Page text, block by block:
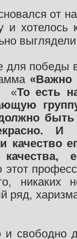
от
и хотелось
победы
«Важно
«То есть
И
никаких
ряд,
и свободно